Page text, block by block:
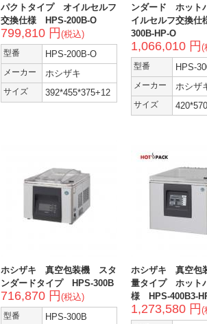
パクトタイプ オイルセルフ
交換仕様 HPS-200B-O
799,810 円 (税込)
型番 HPS-200B-O
メーカー ホシザキ
サイズ 392*455*375+12
ンダード ホット
イルセルフ交換
300B-HP-O
1,066,010 円 (
型番 HPS-
メーカー ホシザ
サイズ
ホシザキ 真空包装機 スタ
ンダードタイプ HPS-300B
716,870 円 (税込)
型番 HPS-300B
ホシザキ 真空包
量タイプ ホット
様 HPS-400B3-
1,273,580 円 (